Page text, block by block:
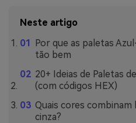
Neste artigo
Por que as paletas
tão bem
20+ Ideias de Paletas
(com códigos HEX)
Quais cores
cinza?